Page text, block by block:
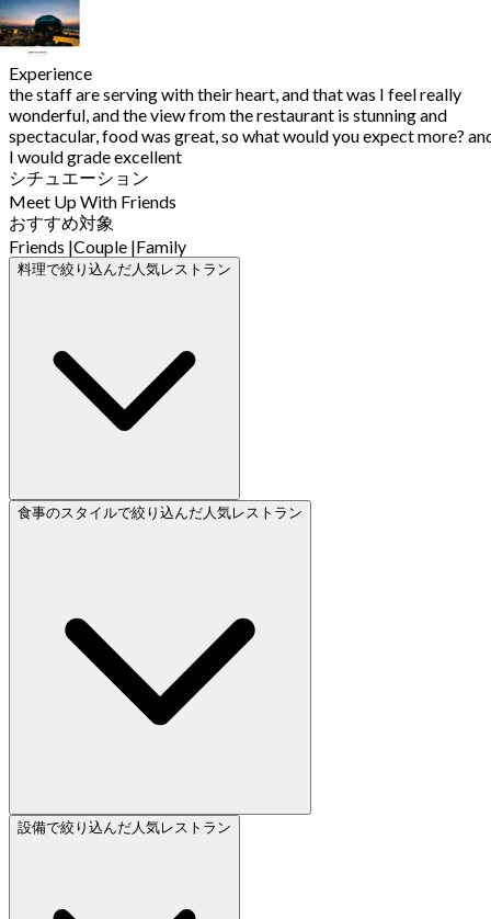
Experience
the staff are serving with their heart, and that was I feel really
wonderful, and the view from the restaurant is stunning and
spectacular, food was great, so what would you expect more?
I would grade excellent
シチュエーション
Meet Up With Friends
おすすめ対象
Friends |Couple |Family
料理で絞り込んだ人気レストラン
食事のスタイルで絞り込んだ人気レストラン
設備で絞り込んだ人気レストラン